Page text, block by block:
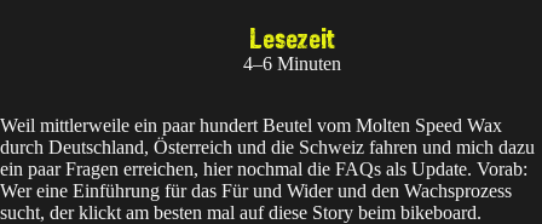
Lesezeit
4–6 Minuten
Weil mittlerweile ein paar hundert Beutel vom Molten Speed Wax
durch Deutschland, Österreich und die Schweiz fahren und mich dazu
ein paar Fragen erreichen, hier nochmal die FAQs als Update. Vorab:
Wer eine Einführung für das Für und Wider und den Wachsprozess
sucht, der klickt am besten mal auf diese Story beim bikeboard.